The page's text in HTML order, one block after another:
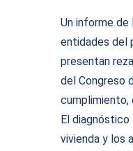
Un informe de
entidades del
presentan
del Congreso
cumplimiento,
El
vivienda y los